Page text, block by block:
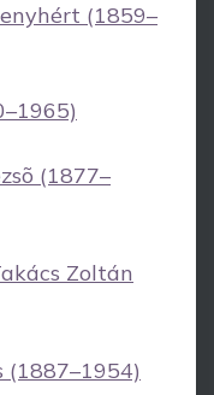
(1859–
(1877–
Zoltán
(1887–1954)